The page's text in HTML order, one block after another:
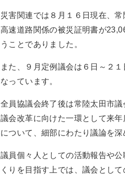
災害関連では８月１６日現在、
高速道路関係の被災証明書が
うことでありました。
また、９月定例議会は６日～２
なっています。
全員協議会終了後は常陸太田市
議会改革に向けた一環として来
について、細部にわたり議論を
議員個々人としての活動報告や
くりを目指す上では、議会とし